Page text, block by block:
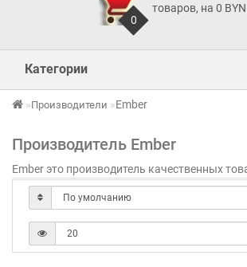
0
товаров, на 0 BYN
Категории
Производители Ember
Производитель Ember
Ember это производитель качественных